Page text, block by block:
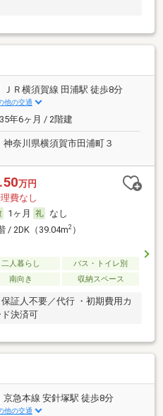
ＪＲ横須賀線 田浦駅 徒歩8分
他の交通
年6ヶ月 / 2階建
神奈川県横須賀市田浦町３
万円
費なし
1ヶ月
なし
/ 2DK（39.04m2）
二人暮らし
バス・トイレ別
南向き 収納スペース
証人不要／代行 ・初期費用カ
決済可
京急本線 安針塚駅 徒歩8分
他の交通